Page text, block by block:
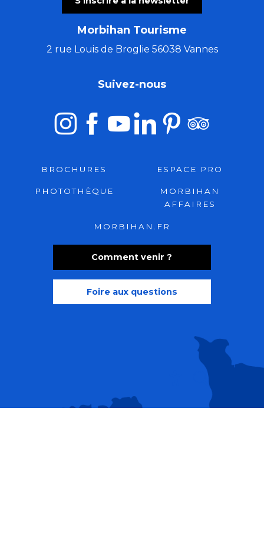
Recherche
Morbihan Tourisme
2 rue Louis de Broglie 56038 Vannes
Comment venir ?
Foire aux questions
Suivez-nous
BROCHURES ESPACE PRO
PHOTOTHÈQUE
MORBIHAN
AFFAIRES
MORBIHAN.FR